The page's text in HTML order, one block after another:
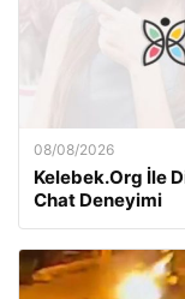
08/08/2026
Kelebek.Org İle
Chat Deneyimi